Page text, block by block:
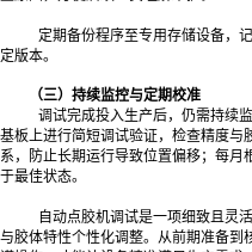
定期备份程序至专用存储设备，
定版本。
（三）持续监控与定期校准
调试完成投入生产后，仍需持续
基板上进行简短调试验证，检查精度与
系，防止长期运行导致位置偏移；每月
于最佳状态。
自动点胶机调试是一项细致且灵
与胶体特性个性化调整。从前期准备到